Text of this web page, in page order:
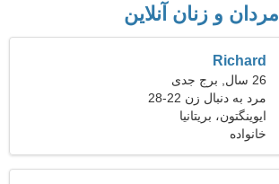
مردان و زنان آنلاین
Richard
26 سال, برج جدی
مرد به دنبال زن 22-28
ایوینگتون، بریتانیا
خانواده